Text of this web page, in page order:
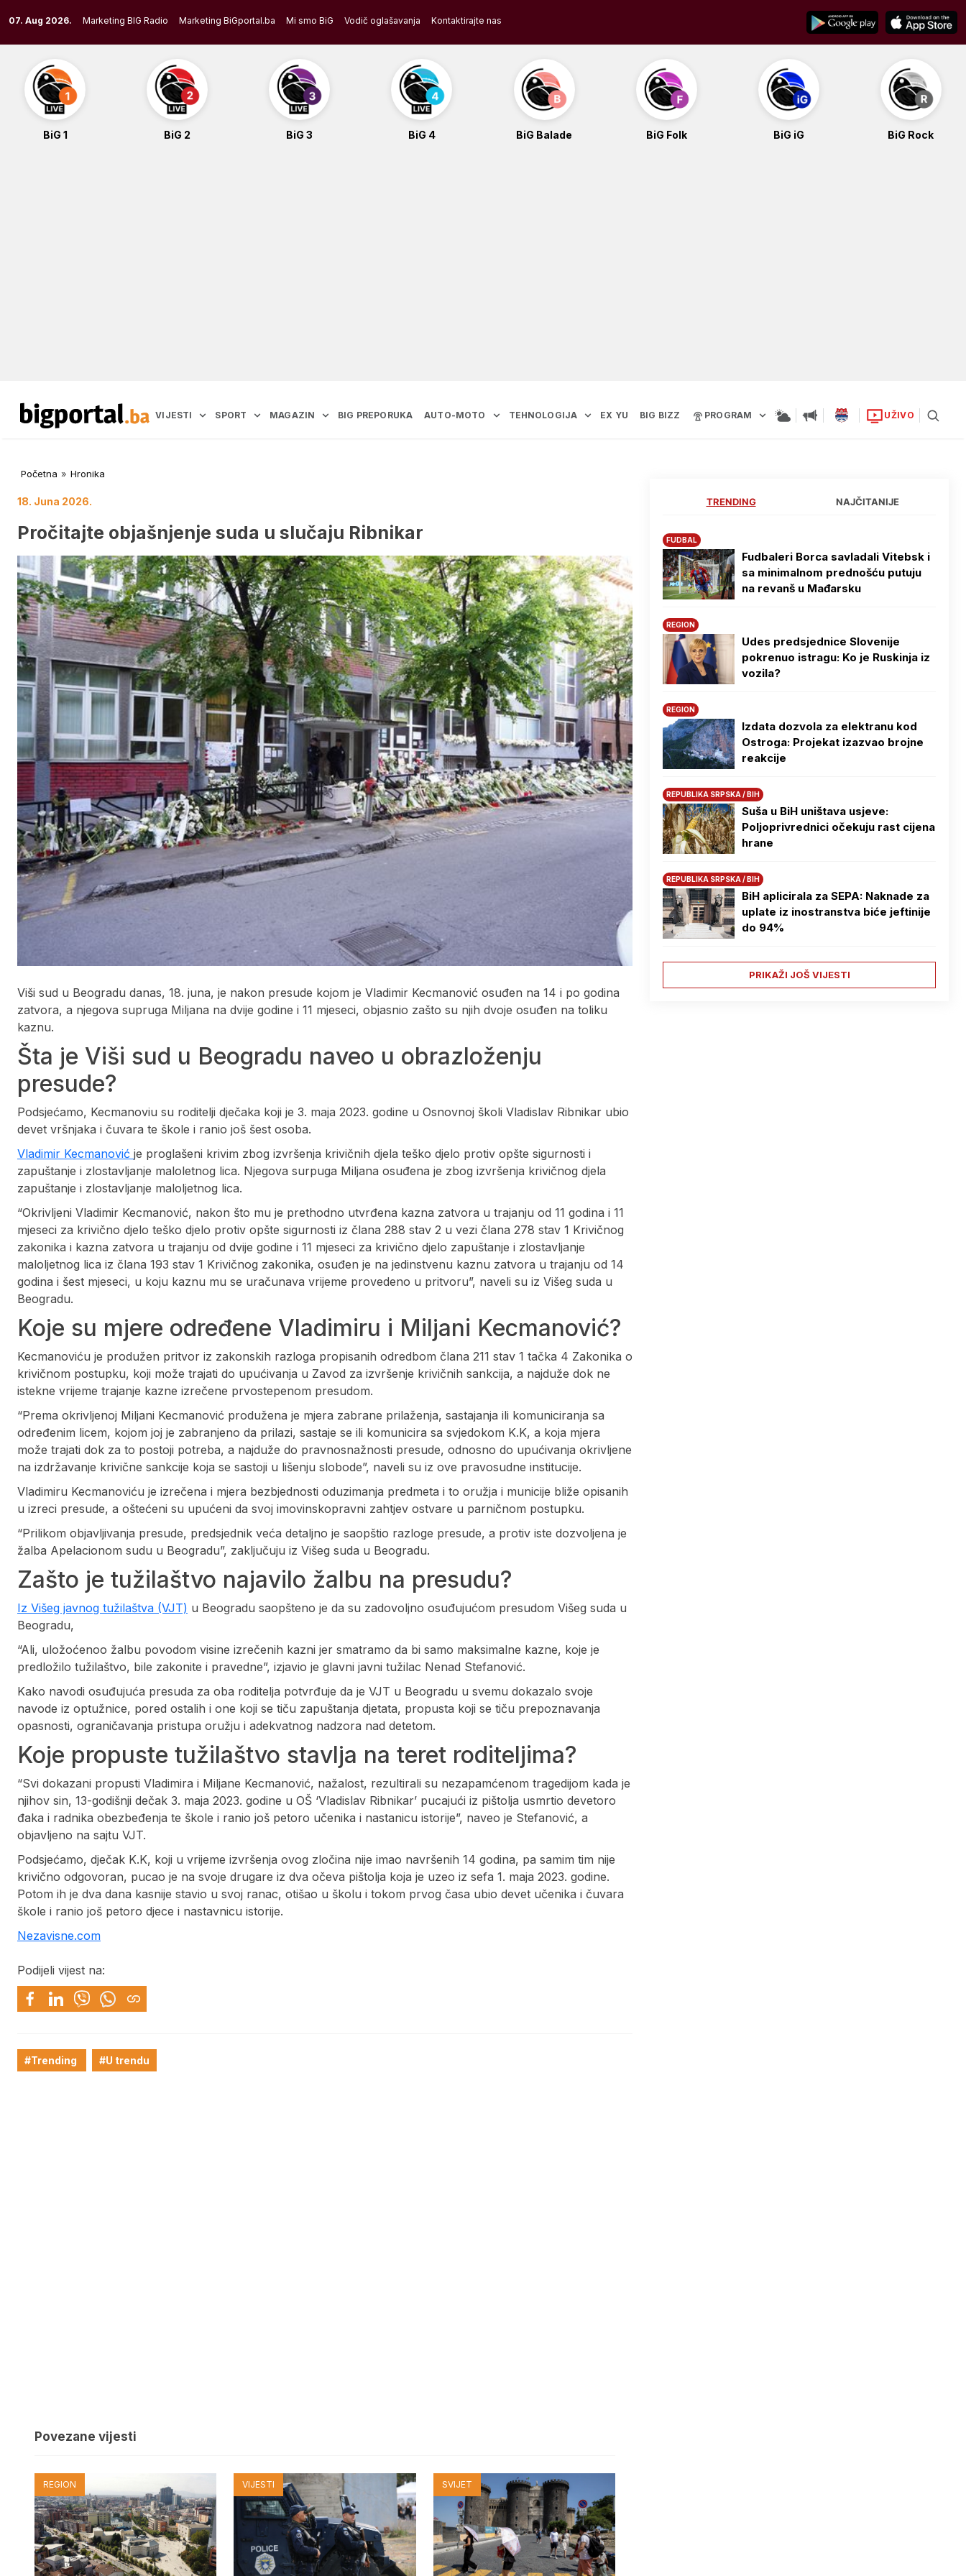
to
content
07. Aug 2026. Marketing BIG Radio Marketing BiGportal.ba Mi smo BiG Vodič oglašavanja Kontaktirajte nas
BiG 1 BiG 2 BiG 3 BiG 4 BiG Balade BiG Folk BiG iG BiG Rock
VIJESTI SPORT MAGAZIN BIG PREPORUKA AUTO-MOTO TEHNOLOGIJA EX YU BIG BIZZ PROGRAM UŽIVO
Početna » Hronika
18. Juna 2026.
Pročitajte objašnjenje suda u slučaju Ribnikar
Viši sud u Beogradu danas, 18. juna, je nakon presude kojom je Vladimir Kecmanović osuđen na 14 i po godina
zatvora, a njegova supruga Miljana na dvije godine i 11 mjeseci, objasnio zašto su njih dvoje osuđen na toliku
kaznu.
Šta je Viši sud u Beogradu naveo u obrazloženju
presude?
Podsjećamo, Kecmanoviu su roditelji dječaka koji je 3. maja 2023. godine u Osnovnoj školi Vladislav Ribnikar ubio
devet vršnjaka i čuvara te škole i ranio još šest osoba.
Vladimir Kecmanović je proglašeni krivim zbog izvršenja krivičnih djela teško djelo protiv opšte sigurnosti i
zapuštanje i zlostavljanje maloletnog lica. Njegova surpuga Miljana osuđena je zbog izvršenja krivičnog djela
zapuštanje i zlostavljanje maloljetnog lica.
“Okrivljeni Vladimir Kecmanović, nakon što mu je prethodno utvrđena kazna zatvora u trajanju od 11 godina i 11
mjeseci za krivično djelo teško djelo protiv opšte sigurnosti iz člana 288 stav 2 u vezi člana 278 stav 1 Krivičnog
zakonika i kazna zatvora u trajanju od dvije godine i 11 mjeseci za krivično djelo zapuštanje i zlostavljanje
maloljetnog lica iz člana 193 stav 1 Krivičnog zakonika, osuđen je na jedinstvenu kaznu zatvora u trajanju od 14
godina i šest mjeseci, u koju kaznu mu se uračunava vrijeme provedeno u pritvoru”, naveli su iz Višeg suda u
Beogradu.
Koje su mjere određene Vladimiru i Miljani Kecmanović?
Kecmanoviću je produžen pritvor iz zakonskih razloga propisanih odredbom člana 211 stav 1 tačka 4 Zakonika o
krivičnom postupku, koji može trajati do upućivanja u Zavod za izvršenje krivičnih sankcija, a najduže dok ne
istekne vrijeme trajanje kazne izrečene prvostepenom presudom.
“Prema okrivljenoj Miljani Kecmanović produžena je mjera zabrane prilaženja, sastajanja ili komuniciranja sa
određenim licem, kojom joj je zabranjeno da prilazi, sastaje se ili komunicira sa svjedokom K.K, a koja mjera
može trajati dok za to postoji potreba, a najduže do pravnosnažnosti presude, odnosno do upućivanja okrivljene
na izdržavanje krivične sankcije koja se sastoji u lišenju slobode”, naveli su iz ove pravosudne institucije.
Vladimiru Kecmanoviću je izrečena i mjera bezbjednosti oduzimanja predmeta i to oružja i municije bliže opisanih
u izreci presude, a oštećeni su upućeni da svoj imovinskopravni zahtjev ostvare u parničnom postupku.
“Prilikom objavljivanja presude, predsjednik veća detaljno je saopštio razloge presude, a protiv iste dozvoljena je
žalba Apelacionom sudu u Beogradu”, zaključuju iz Višeg suda u Beogradu.
Zašto je tužilaštvo najavilo žalbu na presudu?
Iz Višeg javnog tužilaštva (VJT) u Beogradu saopšteno je da su zadovoljno osuđujućom presudom Višeg suda u
Beogradu,
“Ali, uložoćenoo žalbu povodom visine izrečenih kazni jer smatramo da bi samo maksimalne kazne, koje je
predložilo tužilaštvo, bile zakonite i pravedne”, izjavio je glavni javni tužilac Nenad Stefanović.
Kako navodi osuđujuća presuda za oba roditelja potvrđuje da je VJT u Beogradu u svemu dokazalo svoje
navode iz optužnice, pored ostalih i one koji se tiču zapuštanja djetata, propusta koji se tiču prepoznavanja
opasnosti, ograničavanja pristupa oružju i adekvatnog nadzora nad detetom.
Koje propuste tužilaštvo stavlja na teret roditeljima?
“Svi dokazani propusti Vladimira i Miljane Kecmanović, nažalost, rezultirali su nezapamćenom tragedijom kada je
njihov sin, 13-godišnji dečak 3. maja 2023. godine u OŠ ‘Vladislav Ribnikar’ pucajući iz pištolja usmrtio devetoro
đaka i radnika obezbeđenja te škole i ranio još petoro učenika i nastanicu istorije”, naveo je Stefanović, a
objavljeno na sajtu VJT.
Podsjećamo, dječak K.K, koji u vrijeme izvršenja ovog zločina nije imao navršenih 14 godina, pa samim tim nije
krivično odgovoran, pucao je na svoje drugare iz dva očeva pištolja koja je uzeo iz sefa 1. maja 2023. godine.
Potom ih je dva dana kasnije stavio u svoj ranac, otišao u školu i tokom prvog časa ubio devet učenika i čuvara
škole i ranio još petoro djece i nastavnicu istorije.
Nezavisne.com
Podijeli vijest na:
#Trending #U trendu
Povezane vijesti
REGION VIJESTI SVIJET
TRENDING NAJČITANIJE
FUDBAL
Fudbaleri Borca savladali Vitebsk i
sa minimalnom prednošću putuju
na revanš u Mađarsku
REGION
Udes predsjednice Slovenije
pokrenuo istragu: Ko je Ruskinja iz
vozila?
REGION
Izdata dozvola za elektranu kod
Ostroga: Projekat izazvao brojne
reakcije
REPUBLIKA SRPSKA / BIH
Suša u BiH uništava usjeve:
Poljoprivrednici očekuju rast cijena
hrane
REPUBLIKA SRPSKA / BIH
BiH aplicirala za SEPA: Naknade za
uplate iz inostranstva biće jeftinije
do 94%
PRIKAŽI JOŠ VIJESTI